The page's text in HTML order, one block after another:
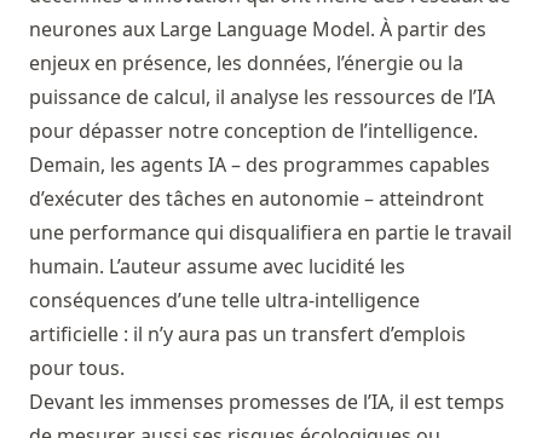
neurones aux Large Language Model. À partir des
enjeux en présence, les données, l’énergie ou la
puissance de calcul, il analyse les ressources de l’IA
pour dépasser notre conception de l’intelligence.
Demain, les agents IA – des programmes capables
d’exécuter des tâches en autonomie – atteindront
une performance qui disqualifiera en partie le travail
humain. L’auteur assume avec lucidité les
conséquences d’une telle ultra-intelligence
artificielle : il n’y aura pas un transfert d’emplois
pour tous.
Devant les immenses promesses de l’IA, il est temps